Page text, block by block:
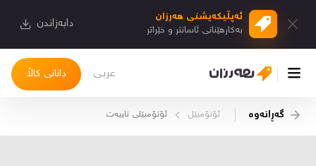
ئەپڵیكەیشنی هەرزان
بەكارهێنانی ئاسانتر و خێراتر دابەزاندن
دانانی کاڵا عربی
گەڕانەوە ئۆتۆمبێل ئۆتۆمبێلی تایبه‌ت